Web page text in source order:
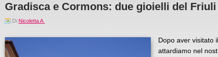
Gradisca e Cormons: due gioielli del Friuli
Di Nicoletta A.
Dopo aver visitato
attardiamo nel